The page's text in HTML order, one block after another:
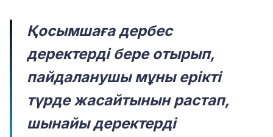
Қосымшаға дербес
деректерді бере отырып,
пайдаланушы мұны ерікті
түрде жасайтынын растап,
шынайы деректерді